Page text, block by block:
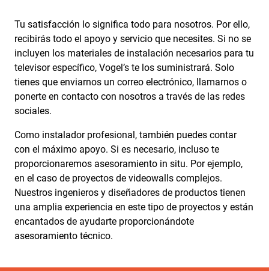
Tu satisfacción lo significa todo para nosotros. Por ello,
recibirás todo el apoyo y servicio que necesites. Si no se
incluyen los materiales de instalación necesarios para tu
televisor específico, Vogel’s te los suministrará. Solo
tienes que enviarnos un correo electrónico, llamarnos o
ponerte en contacto con nosotros a través de las redes
sociales.
Como instalador profesional, también puedes contar
con el máximo apoyo. Si es necesario, incluso te
proporcionaremos asesoramiento in situ. Por ejemplo,
en el caso de proyectos de videowalls complejos.
Nuestros ingenieros y diseñadores de productos tienen
una amplia experiencia en este tipo de proyectos y están
encantados de ayudarte proporcionándote
asesoramiento técnico.